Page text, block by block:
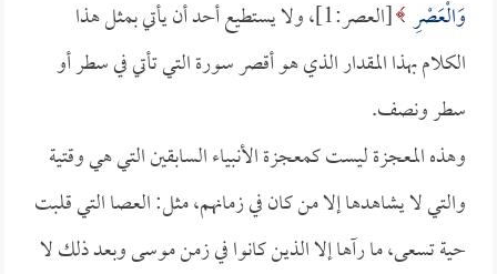
وَالْعَصْرِ
[العصر:1]، ولا يستطيع أحد أن يأتي بمثل هذا
الكلام بهذا المقدار الذي هو أقصر سورة التي تأتي في سطر أو
سطر ونصف.
وهذه المعجزة ليست كمعجزة الأنبياء السابقين التي هي وقتية
والتي لا يشاهدها إلا من كان في زمانهم، مثل: العصا التي قلبت
حية تسعى، ما رآها إلا الذين كانوا في زمن موسى وبعد ذلك لا